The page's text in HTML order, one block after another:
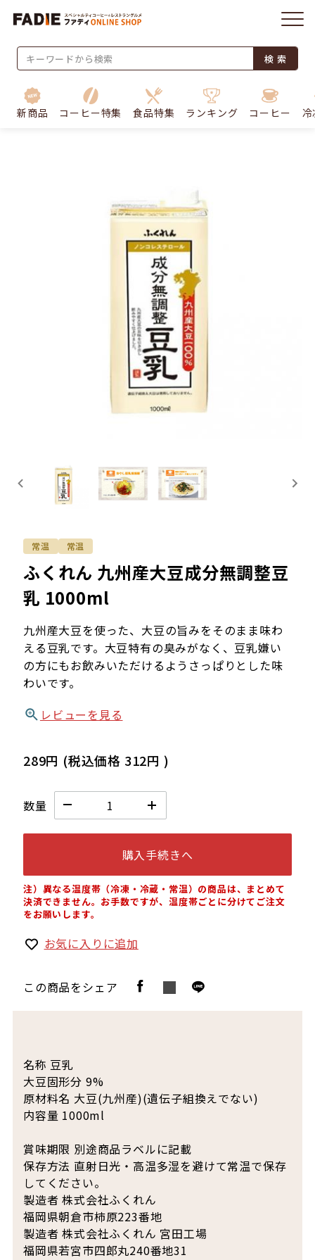
検 索
新商品 コーヒー特集 食品特集 ランキング コーヒー
ふくれん 九州産大豆成分無調整豆
乳 1000ml
九州産大豆を使った、大豆の旨みをそのまま味わ
える豆乳です。大豆特有の臭みがなく、豆乳嫌い
の方にもお飲みいただけるようさっぱりとした味
わいです。
レビューを見る
289円 (税込価格 312円 )
数量
購入手続きへ
注）異なる温度帯（冷凍・冷蔵・常温）の商品は、まとめて
決済できません。お手数ですが、温度帯ごとに分けてご注文
をお願いします。
お気に入りに追加
この商品をシェア
常温 常温
名称 豆乳
大豆固形分 9%
原材料名 大豆(九州産)(遺伝子組換えでない)
内容量 1000ml
賞味期限 別途商品ラベルに記載
保存方法 直射日光・高温多湿を避けて常温で保存
してください。
製造者 株式会社ふくれん
福岡県朝倉市柿原223番地
製造者 株式会社ふくれん 宮田工場
福岡県若宮市四郎丸240番地31